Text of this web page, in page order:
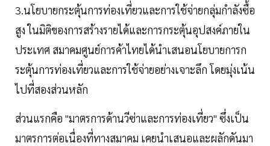
3.นโยบายกระตุ้นการท่องเที่ยวและการใช้จ่ายกลุ่มกำลังซื้อ
สูง ในมิติของการสร้างรายได้และการกระตุ้นอุปสงค์ภายใน
ประเทศ สมาคมศูนย์การค้าไทยได้นำเสนอนโยบายการก
ระตุ้นการท่องเที่ยวและการใช้จ่ายอย่างเจาะลึก โดยมุ่งเน้น
ไปที่สองส่วนหลัก
ส่วนแรกคือ "มาตรการด้านวีซ่าและการท่องเที่ยว" ซึ่งเป็น
มาตรการต่อเนื่องที่ทางสมาคม เคยนำเสนอและผลักดันมา